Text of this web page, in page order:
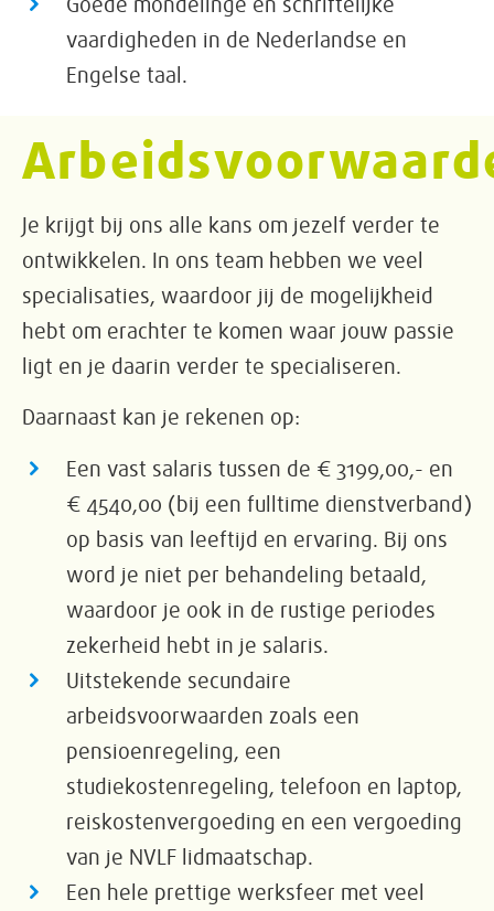
vaardigheden in de Nederlandse en
Engelse taal.
Je krijgt bij ons alle kans om jezelf verder te
ontwikkelen. In ons team hebben we veel
specialisaties, waardoor jij de mogelijkheid
hebt om erachter te komen waar jouw passie
ligt en je daarin verder te specialiseren.
Daarnaast kan je rekenen op:
Een vast salaris tussen de € 3199,00,- en
€ 4540,00 (bij een fulltime dienstverband)
op basis van leeftijd en ervaring. Bij ons
word je niet per behandeling betaald,
waardoor je ook in de rustige periodes
zekerheid hebt in je salaris.
Uitstekende secundaire
arbeidsvoorwaarden zoals een
pensioenregeling, een
studiekostenregeling, telefoon en laptop,
reiskostenvergoeding en een vergoeding
van je NVLF lidmaatschap.
Een hele prettige werksfeer met veel